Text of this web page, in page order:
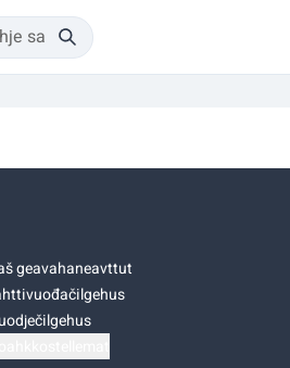
geavahaneavttut